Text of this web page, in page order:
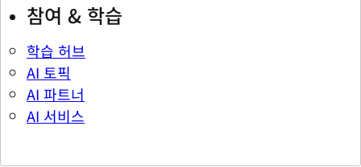
참여 & 학습
학습 허브
AI 토픽
AI 파트너
AI 서비스